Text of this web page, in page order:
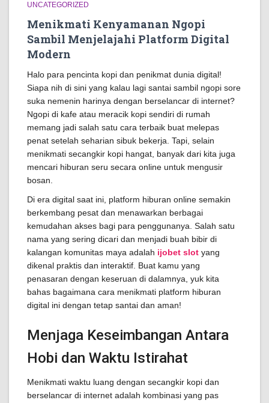
UNCATEGORIZED
Menikmati Kenyamanan Ngopi
Sambil Menjelajahi Platform Digital
Modern
Halo para pencinta kopi dan penikmat dunia digital!
Siapa nih di sini yang kalau lagi santai sambil ngopi sore
suka nemenin harinya dengan berselancar di internet?
Ngopi di kafe atau meracik kopi sendiri di rumah
memang jadi salah satu cara terbaik buat melepas
penat setelah seharian sibuk bekerja. Tapi, selain
menikmati secangkir kopi hangat, banyak dari kita juga
mencari hiburan seru secara online untuk mengusir
bosan.
Di era digital saat ini, platform hiburan online semakin
berkembang pesat dan menawarkan berbagai
kemudahan akses bagi para penggunanya. Salah satu
nama yang sering dicari dan menjadi buah bibir di
kalangan komunitas maya adalah ijobet slot yang
dikenal praktis dan interaktif. Buat kamu yang
penasaran dengan keseruan di dalamnya, yuk kita
bahas bagaimana cara menikmati platform hiburan
digital ini dengan tetap santai dan aman!
Menjaga Keseimbangan Antara
Hobi dan Waktu Istirahat
Menikmati waktu luang dengan secangkir kopi dan
berselancar di internet adalah kombinasi yang pas